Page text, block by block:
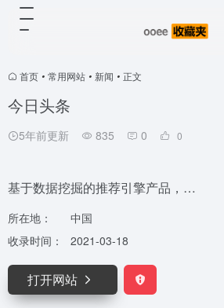
首页 • 常用网站 • 新闻 • 正文
今日头条
5年前更新 835 0 0
基于数据挖掘的推荐引擎产品，…
所在地：
中国
收录时间：
2021-03-18
打开网站